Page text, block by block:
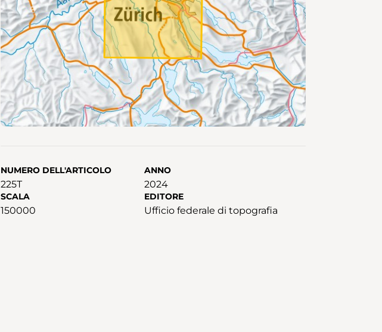
NUMERO DELL'ARTICOLO
225T
ANNO
2024
SCALA
150000
EDITORE
Ufficio federale di topografia